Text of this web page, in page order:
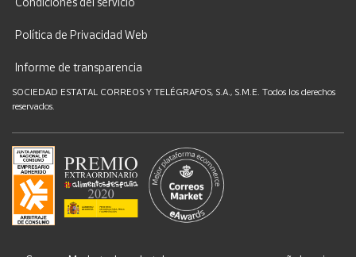
Política de Privacidad Web
Informe de transparencia
SOCIEDAD ESTATAL CORREOS Y TELÉGRAFOS, S.A., S.M.E. Todos los derechos
reservados.